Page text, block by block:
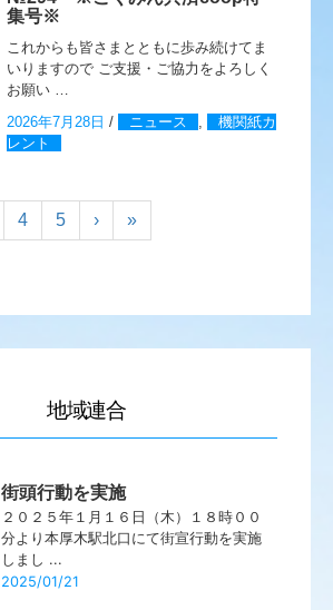
集号※
これからも皆さまとともに歩み続けてま
いりますので ご支援・ご協力をよろしく
お願い …
2026年7月28日 / ニュース ,
機関紙カ
レント
4 5 › »
地域連合
街頭行動を実施
２０２５年１月１６日（木）１８時００
分より本厚木駅北口にて街宣行動を実施
しまし ...
2025/01/21